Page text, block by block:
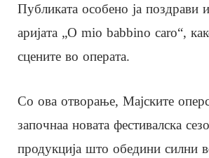
Публиката особено ја поздрави
аријата „O mio babbino caro“,
сцените во операта.
Со ова отворање, Мајските
започнаа новата фестивалска
продукција што обедини силни